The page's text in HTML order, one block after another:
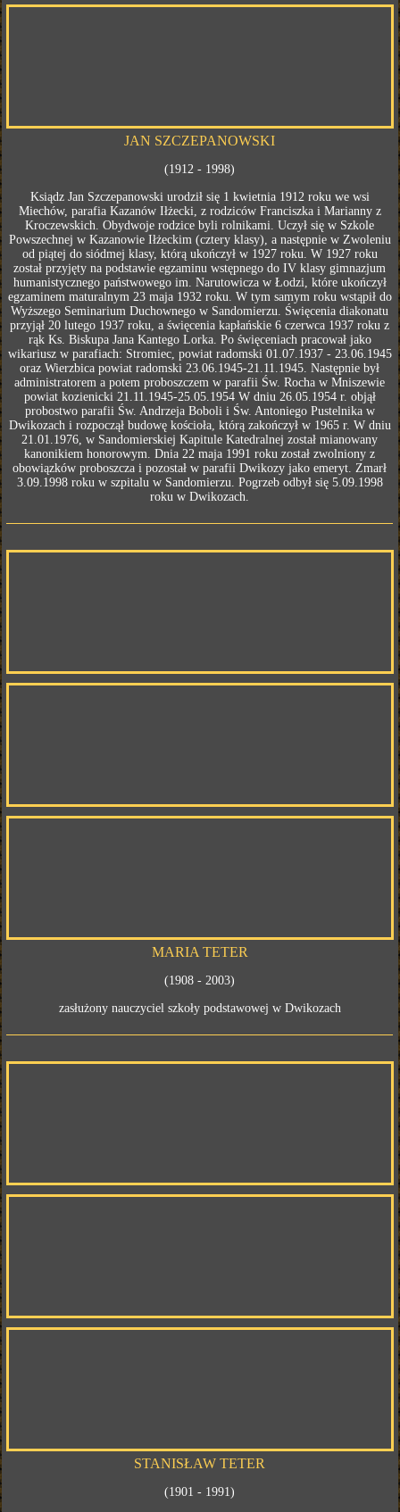
JAN SZCZEPANOWSKI
(1912 - 1998)
Ksiądz Jan Szczepanowski urodził się 1 kwietnia 1912 roku we wsi
Miechów, parafia Kazanów Iłżecki, z rodziców Franciszka i Marianny z
Kroczewskich. Obydwoje rodzice byli rolnikami. Uczył się w Szkole
Powszechnej w Kazanowie Iłżeckim (cztery klasy), a następnie w Zwoleniu
od piątej do siódmej klasy, którą ukończył w 1927 roku. W 1927 roku
został przyjęty na podstawie egzaminu wstępnego do IV klasy gimnazjum
humanistycznego państwowego im. Narutowicza w Łodzi, które ukończył
egzaminem maturalnym 23 maja 1932 roku. W tym samym roku wstąpił do
Wyższego Seminarium Duchownego w Sandomierzu. Święcenia diakonatu
przyjął 20 lutego 1937 roku, a święcenia kapłańskie 6 czerwca 1937 roku z
rąk Ks. Biskupa Jana Kantego Lorka. Po święceniach pracował jako
wikariusz w parafiach: Stromiec, powiat radomski 01.07.1937 - 23.06.1945
oraz Wierzbica powiat radomski 23.06.1945-21.11.1945. Następnie był
administratorem a potem proboszczem w parafii Św. Rocha w Mniszewie
powiat kozienicki 21.11.1945-25.05.1954 W dniu 26.05.1954 r. objął
probostwo parafii Św. Andrzeja Boboli i Św. Antoniego Pustelnika w
Dwikozach i rozpoczął budowę kościoła, którą zakończył w 1965 r. W dniu
21.01.1976, w Sandomierskiej Kapitule Katedralnej został mianowany
kanonikiem honorowym. Dnia 22 maja 1991 roku został zwolniony z
obowiązków proboszcza i pozostał w parafii Dwikozy jako emeryt. Zmarł
3.09.1998 roku w szpitalu w Sandomierzu. Pogrzeb odbył się 5.09.1998
roku w Dwikozach.
MARIA TETER
(1908 - 2003)
zasłużony nauczyciel szkoły podstawowej w Dwikozach
STANISŁAW TETER
(1901 - 1991)